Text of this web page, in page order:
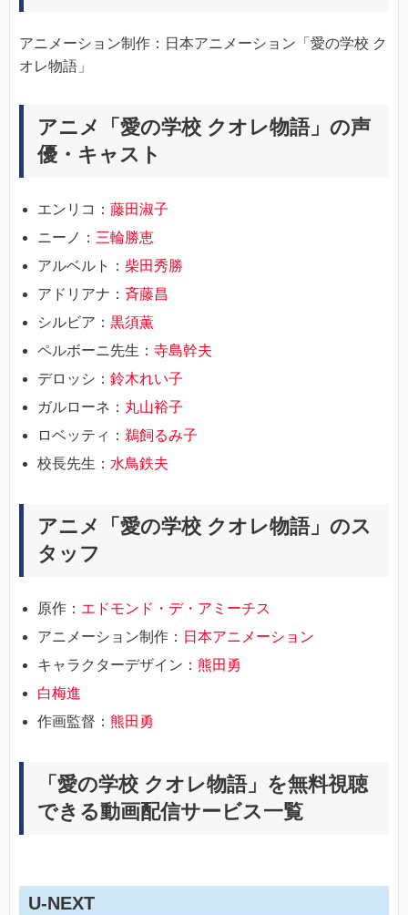
アニメーション制作：日本アニメーション「愛の学校 ク
オレ物語」
アニメ「愛の学校 クオレ物語」の声
優・キャスト
エンリコ： 藤田淑子
ニーノ： 三輪勝恵
アルベルト： 柴田秀勝
アドリアナ： 斉藤昌
シルビア： 黒須薫
ペルボーニ先生： 寺島幹夫
デロッシ： 鈴木れい子
ガルローネ： 丸山裕子
ロベッティ： 鵜飼るみ子
校長先生： 水鳥鉄夫
アニメ「愛の学校 クオレ物語」のス
タッフ
原作： エドモンド・デ・アミーチス
アニメーション制作： 日本アニメーション
キャラクターデザイン： 熊田勇
白梅進
作画監督： 熊田勇
「愛の学校 クオレ物語」を無料視聴
できる動画配信サービス一覧
U-NEXT